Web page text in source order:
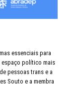
essenciais para
espaço político mais
pessoas trans e a
Souto e a membra